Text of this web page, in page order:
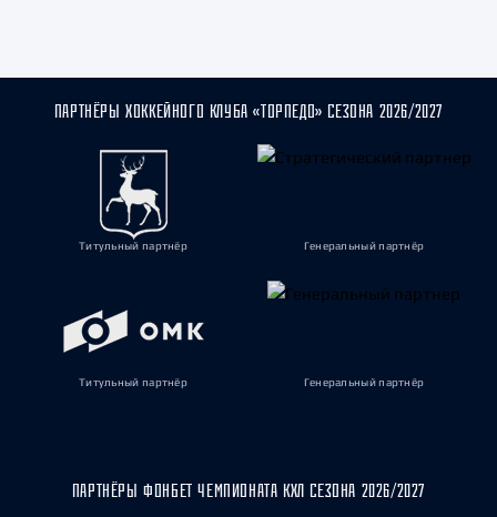
ПАРТНЁРЫ ХОККЕЙНОГО КЛУБА «ТОРПЕДО» СЕЗОНА 2026/2027
Титульный партнёр Генеральный партнёр
Титульный партнёр Генеральный партнёр
ПАРТНЁРЫ ФОНБЕТ ЧЕМПИОНАТА КХЛ СЕЗОНА 2026/2027